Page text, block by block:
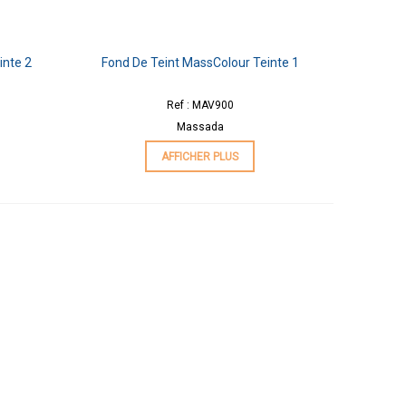
2 Fond De Teint MassColour Teinte 1
Ref : MAV900
Massada
AFFICHER PLUS